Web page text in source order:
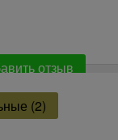
отзыв
(2)